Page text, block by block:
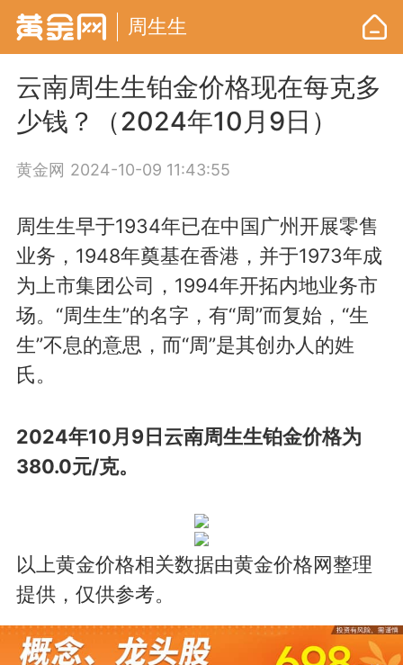
周生生
云南周生生铂金价格现在每克多
少钱？（2024年10月9日）
黄金网 2024-10-09 11:43:55
周生生早于1934年已在中国广州开展零售
业务，1948年奠基在香港，并于1973年成
为上市集团公司，1994年开拓内地业务市
场。“周生生”的名字，有“周”而复始，“生
生”不息的意思，而“周”是其创办人的姓
氏。
2024年10月9日云南周生生铂金价格为
380.0元/克。
以上黄金价格相关数据由黄金价格网整理
提供，仅供参考。